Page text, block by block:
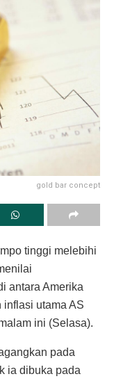
gold bar concept
tinggi melebihi
antara Amerika
inflasi utama AS
ini (Selasa).
pada
ia dibuka pada